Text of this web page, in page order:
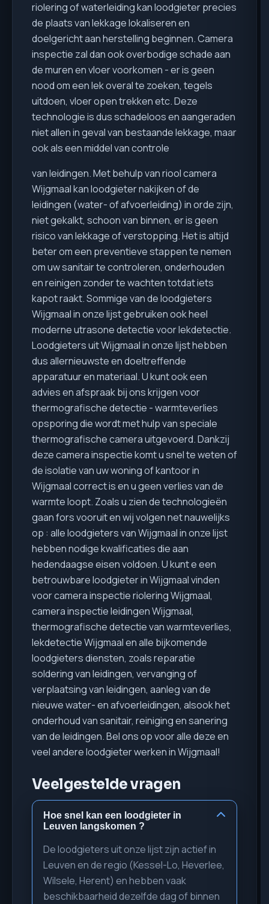
riolering of waterleiding kan loodgieter precies
de plaats van lekkage lokaliseren en
doelgericht aan herstelling beginnen. Camera
inspectie zal dan ook overbodige schade aan
de muren en vloer voorkomen - er is geen
nood om een lek overal te zoeken, tegels
uitdoen, vloer open trekken etc. Deze
technologie is dus schadeloos en aangeraden
niet allen in geval van bestaande lekkage, maar
ook als een middel van controle
van leidingen. Met behulp van riool camera
Wijgmaal kan loodgieter nakijken of de
leidingen (water- of afvoerleiding) in orde zijn,
niet gekalkt, schoon van binnen, er is geen
risico van lekkage of verstopping. Het is altijd
beter om een preventieve stappen te nemen
om uw sanitair te controleren, onderhouden
en reinigen zonder te wachten totdat iets
kapot raakt. Sommige van de loodgieters
Wijgmaal in onze lijst gebruiken ook heel
moderne utrasone detectie voor lekdetectie.
Loodgieters uit Wijgmaal in onze lijst hebben
dus allernieuwste en doeltreffende
apparatuur en materiaal. U kunt ook een
advies en afspraak bij ons krijgen voor
thermografische detectie - warmteverlies
opsporing die wordt met hulp van speciale
thermografische camera uitgevoerd. Dankzij
deze camera inspectie komt u snel te weten of
de isolatie van uw woning of kantoor in
Wijgmaal correct is en u geen verlies van de
warmte loopt. Zoals u zien de technologieën
gaan fors vooruit en wij volgen net nauwelijks
op : alle loodgieters van Wijgmaal in onze lijst
hebben nodige kwalificaties die aan
hedendaagse eisen voldoen. U kunt e een
betrouwbare loodgieter in Wijgmaal vinden
voor camera inspectie riolering Wijgmaal,
camera inspectie leidingen Wijgmaal,
thermografische detectie van warmteverlies,
lekdetectie Wijgmaal en alle bijkomende
loodgieters diensten, zoals reparatie
soldering van leidingen, vervanging of
verplaatsing van leidingen, aanleg van de
nieuwe water- en afvoerleidingen, alsook het
onderhoud van sanitair, reiniging en sanering
van de leidingen. Bel ons op voor alle deze en
veel andere loodgieter werken in Wijgmaal!
Veelgestelde vragen
Hoe snel kan een loodgieter in
Leuven langskomen ?
De loodgieters uit onze lijst zijn actief in
Leuven en de regio (Kessel-Lo, Heverlee,
Wilsele, Herent) en hebben vaak
beschikbaarheid dezelfde dag of binnen